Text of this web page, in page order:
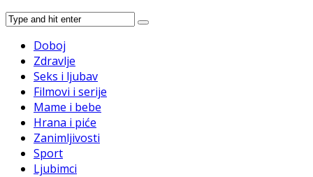
Doboj
Zdravlje
Seks i ljubav
Filmovi i serije
Mame i bebe
Hrana i piće
Zanimljivosti
Sport
Ljubimci